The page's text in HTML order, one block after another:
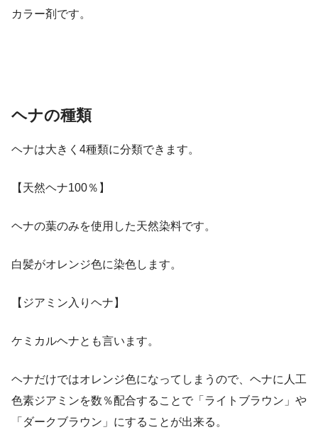
カラー剤です。
ヘナの種類
ヘナは大きく4種類に分類できます。
【天然ヘナ100％】
ヘナの葉のみを使用した天然染料です。
白髪がオレンジ色に染色します。
【ジアミン入りヘナ】
ケミカルヘナとも言います。
ヘナだけではオレンジ色になってしまうので、ヘナに人工
色素ジアミンを数％配合することで「ライトブラウン」や
「ダークブラウン」にすることが出来る。